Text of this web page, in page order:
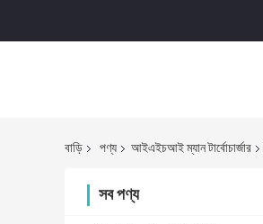
বাড়ি পণ্য আইএইচআই ম্যান টার্বোচার্জার
সব পণ্য